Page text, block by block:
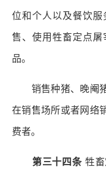
位和个人以及餐饮
售、使用牲畜定点
品。
销售种猪、晚阉猪
在销售场所或者网络
费者。
第三十四条牲畜